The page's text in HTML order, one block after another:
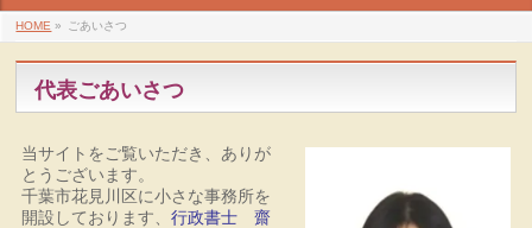
HOME » ごあいさつ
代表ごあいさつ
当サイトをご覧いただき、ありが
とうございます。
千葉市花見川区に小さな事務所を
開設しております、行政書士 齋